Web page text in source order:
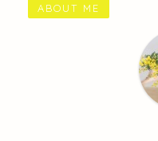
ABOUT ME